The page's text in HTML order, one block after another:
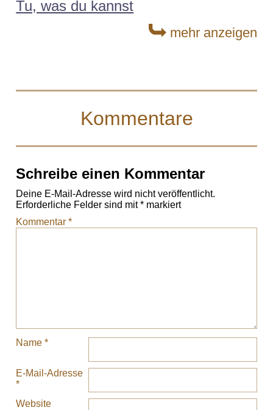
Tu, was du kannst
mehr anzeigen
Kommentare
Schreibe einen Kommentar
Deine E-Mail-Adresse wird nicht veröffentlicht.
Erforderliche Felder sind mit* markiert
Kommentar*
Name*
E-Mail-Adresse
*
Website